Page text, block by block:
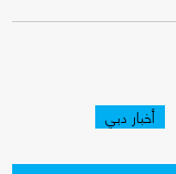
أخبار دبي